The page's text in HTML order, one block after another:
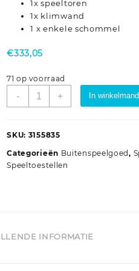
1x speeltoren
1x klimwand
1 x enkele schommel
€333,05
71 op voorraad
-
Speelhuis
geïmpregneerd
+ In winkelmand
SKU: 3155835
Categorieën Buitenspeelgoed,
Speeltoestellen
INFORMATIE